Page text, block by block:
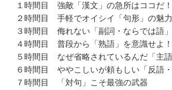
１時間目 強敵「漢文」の急所はココだ！
２時間目 手軽でオイシイ「句形」の魅力
３時間目 侮れない「副詞・ならでは語
４時間目 普段から「熟語」を意識せよ！
５時間目 なぜ省略されているんだ「主語
６時間目 ややこしいが頼もしい「反語・
７時間目 「対句」こそ最強の武器